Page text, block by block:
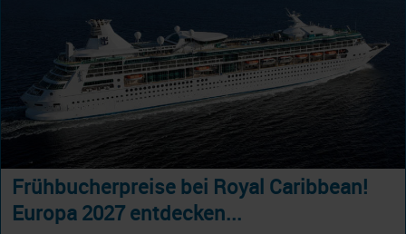
Holland America Reisen 2026 UNTER
1000,- pro Person! Jetzt buchen...